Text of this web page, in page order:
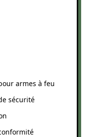
armes à feu
sécurité